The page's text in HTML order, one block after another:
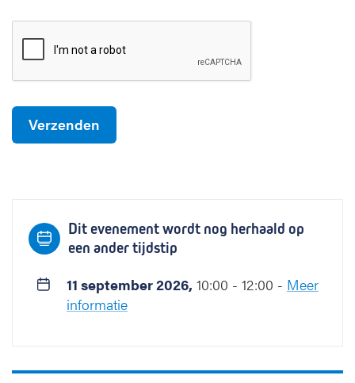
Dit evenement wordt nog herhaald op
een ander tijdstip
11 september 2026, 10:00 - 12:00 - Meer
informatie